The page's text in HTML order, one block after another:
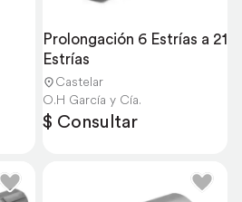
Prolongación 6 Estrías a 21
Estrías
Castelar
O.H García y Cía.
$ Consultar